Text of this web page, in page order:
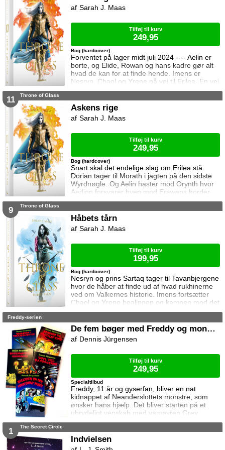
bliver myrdet under mystiske omstændigheder,
frygter Chaol og Nesryn at Valkerne er fulgt
Forventet på lager midt juli 2024 ---- Aelin er
borte, og Elide, Rowan og hans kadre gør alt
hvad de kan for at finde hende. Imens er
Nesryn, Chaol og Yrene på vej til Erilea. En vej
der fører dem forbi Chaols barndomshjem
kæmper Aedion mod Erawans fremrykkende
styrker og sin vrede over den aftale Aelin og
Lysandra har indgået. Og Dorian og Manon
Bog (hardcover)
Sarah J. Maas
Tilføj til kurv
249,95
11 Throne of Glass
Askens rige
Snart skal det endelige slag om Erilea stå.
Dorian tager til Morath i jagten på den sidste
Wyrdnøgle. Og Aelin haster mod Orynth hvor
Aedion forsvarer byen mod Erawans horder.
Heldigvis er han ikke alene. Men kan deres
mod Erawans rædsler?
Bog (hardcover)
Sarah J. Maas
Tilføj til kurv
249,95
9 Throne of Glass
Håbets tårn
Nesryn og prins Sartaq tager til Tavanbjergene
hvor de håber at finde ud af hvad rukhinerne
ved om Valkernes historie. Imens fortsætter
Chaol og Yrene healingen og kampen mod det
mystiske mørke som lurer inden i ham. Men
deres venner derhjemme.
Bog (hardcover)
Sarah J. Maas
Tilføj til kurv
199,95
Freddy-serien
De fem bøger med Freddy og monstrene
Freddy, 11 år og gyserfan, bliver en nat
kidnappet af Neanderslottets monstre, som
ønsker hans hjælp. Det bliver starten på et
ubrydeligt venskab med vampyren Grev
Dracula, varulven Eddie, den hovedløse ridder
Boris, mumien Mummy og bøvsedragen Nitan.
Specialtilbud
Dennis Jürgensen
Tilføj til kurv
249,95
1 The Secret Circle
Indvielsen